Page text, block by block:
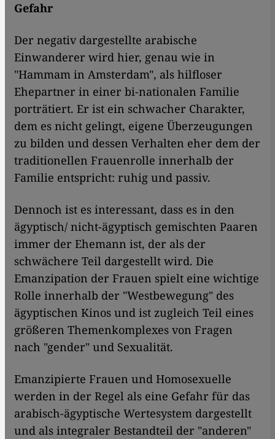
Gefahr
Der negativ dargestellte arabische
Einwanderer wird hier, genau wie in
"Hammam in Amsterdam", als hilfloser
Ehepartner in einer bi-nationalen Familie
porträtiert. Er ist ein schwacher Charakter,
dem es nicht gelingt, eigene Überzeugungen
zu bilden und dessen Verhalten eher dem der
traditionellen Frauenrolle innerhalb der
Familie entspricht: ruhig und passiv.
Dennoch ist es interessant, dass es in den
ägyptisch/ nicht-ägyptisch gemischten Paaren
immer der Ehemann ist, der als der
schwächere Teil dargestellt wird. Die
Emanzipation der Frauen spielt eine wichtige
Rolle innerhalb der "Westbewegung" des
ägyptischen Kinos und ist zugleich Teil eines
größeren Themenkomplexes von Fragen
nach "gender" und Sexualität.
Emanzipierte Frauen und Homosexuelle
werden in der Regel als eine Gefahr für das
arabisch-ägyptische Wertesystem dargestellt
und als integraler Bestandteil der "anderen"